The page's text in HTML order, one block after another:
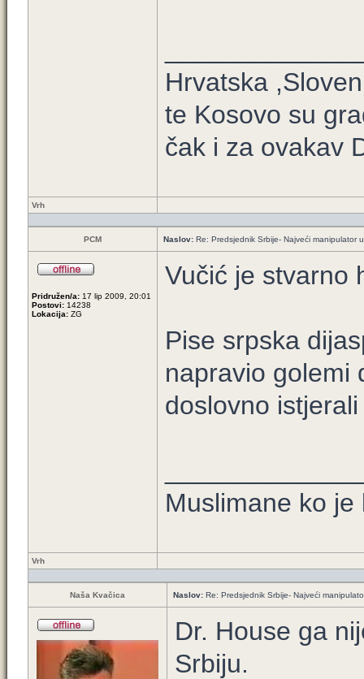
Hrvatska
te Kosovo su
čak i za ovakav
Vrh
PCM Naslov: Re: Predsjednik Srbije- Najveći manipulator
Pridružen/a: 17 lip 2009, 20:01
Postovi: 14238
Lokacija: ZG
Vučić je stvarno
Pise srpska
napravio golemi
doslovno
Muslimane ko
Vrh
Naša Kvačica Naslov: Re: Predsjednik Srbije- Najveći
Dr. House ga
Srbiju.